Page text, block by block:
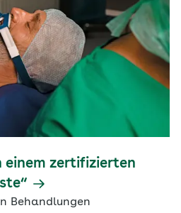
einem zertifizierten
Behandlungen